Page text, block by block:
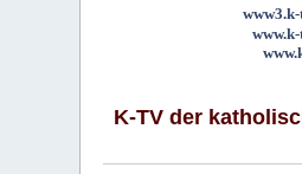
K-TV der